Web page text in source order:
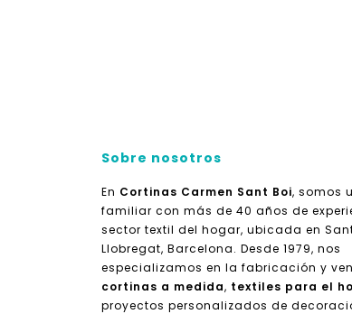
Sobre nosotros
En Cortinas Carmen Sant Boi, somos
familiar con más de 40 años de
sector textil del hogar, ubicada en
Llobregat, Barcelona. Desde 1979, nos
especializamos en la fabricación y
cortinas a medida, textiles para el
proyectos personalizados de